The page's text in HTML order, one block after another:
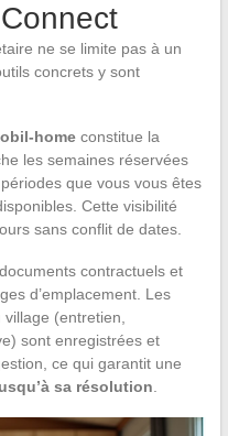
ne se limite pas à un
concrets y sont
homeconstitue la
les semaines réservées
que vous vous êtes
Cette visibilité
sans conflit de dates.
contractuels et
d’emplacement. Les
(entretien,
sont enregistrées et
ce qui garantit une
sa résolution